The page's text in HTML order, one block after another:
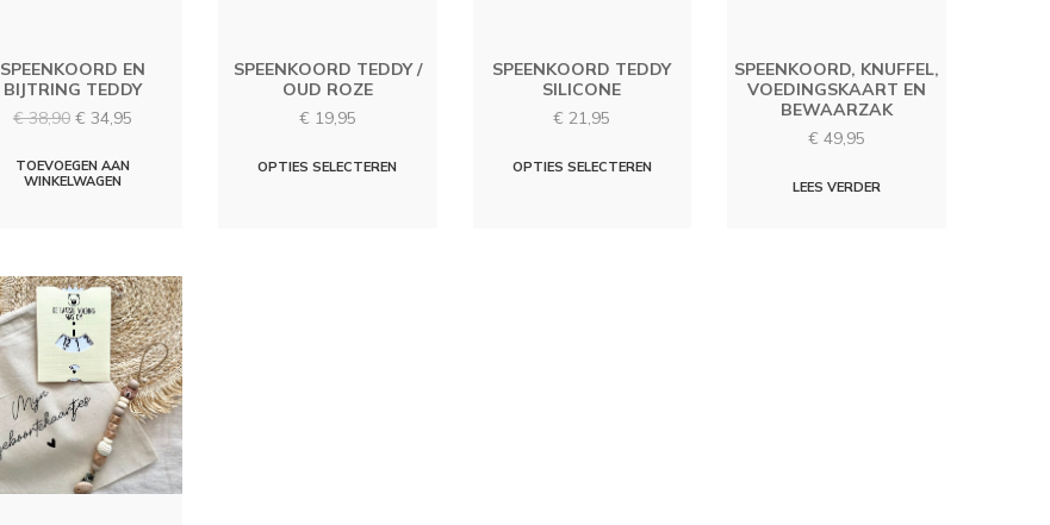
SPEENKOORD EN
BIJTRING TEDDY
€38,90 Oorspronkelijke
was:
€ 38,90.
€ 34,95Huidige
TOEVOEGEN AAN
WINKELWAGEN
SPEENKOORD TEDDY /
OUD ROZE
€ 19,95
OPTIES SELECTEREN
SPEENKOORD TEDDY
SILICONE
€ 21,95
OPTIES SELECTEREN
SPEENKOORD, KNUFFEL,
VOEDINGSKAART EN
BEWAARZAK
€ 49,95
LEES VERDER